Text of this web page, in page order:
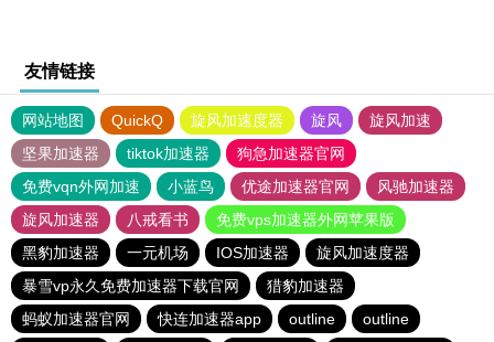
友情链接
网站地图 QuickQ 旋风加速度器 旋风
旋风加速
坚果加速器
tiktok加速器
狗急加速器官网
免费vqn外网加速
小蓝鸟 优途加速器官网
风驰加速器
旋风加速器
八戒看书
免费vps加速器外网苹果版
黑豹加速器
一元机场 IOS加速器
旋风加速度器
暴雪vp永久免费加速器下载官网
猎豹加速器
蚂蚁加速器官网
快连加速器app outline
outline